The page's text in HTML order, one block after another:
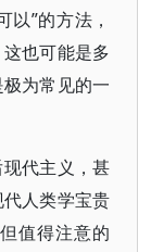
以”的方法，
也可能是多
为常见的一
代主义，甚
人类学宝贵
值得注意的